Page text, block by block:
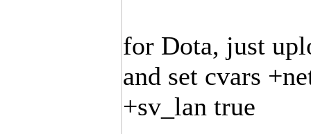
for Dota, just
and set cvars
+sv_lan true